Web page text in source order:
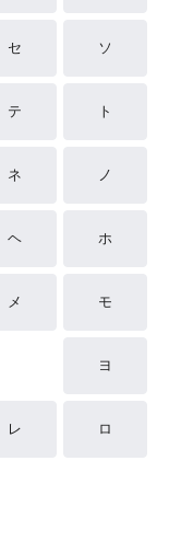
セ ソ
テ ト
ネ ノ
ヘ ホ
メ モ
ヨ
レ ロ